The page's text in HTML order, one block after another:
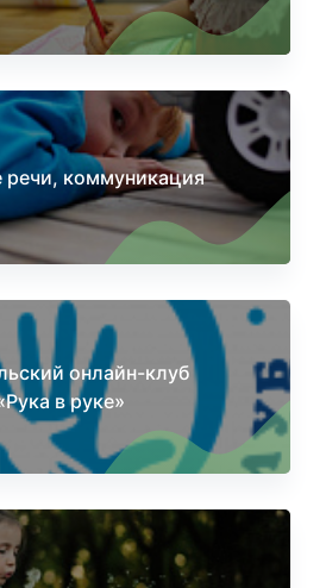
речи, коммуникация
онлайн-клуб
в руке»